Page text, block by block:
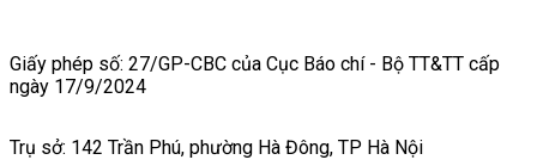
Giấy phép số: 27/GP-CBC của Cục Báo chí - Bộ TT&TT cấp
ngày 17/9/2024
Trụ sở: 142 Trần Phú, phường Hà Đông, TP Hà Nội